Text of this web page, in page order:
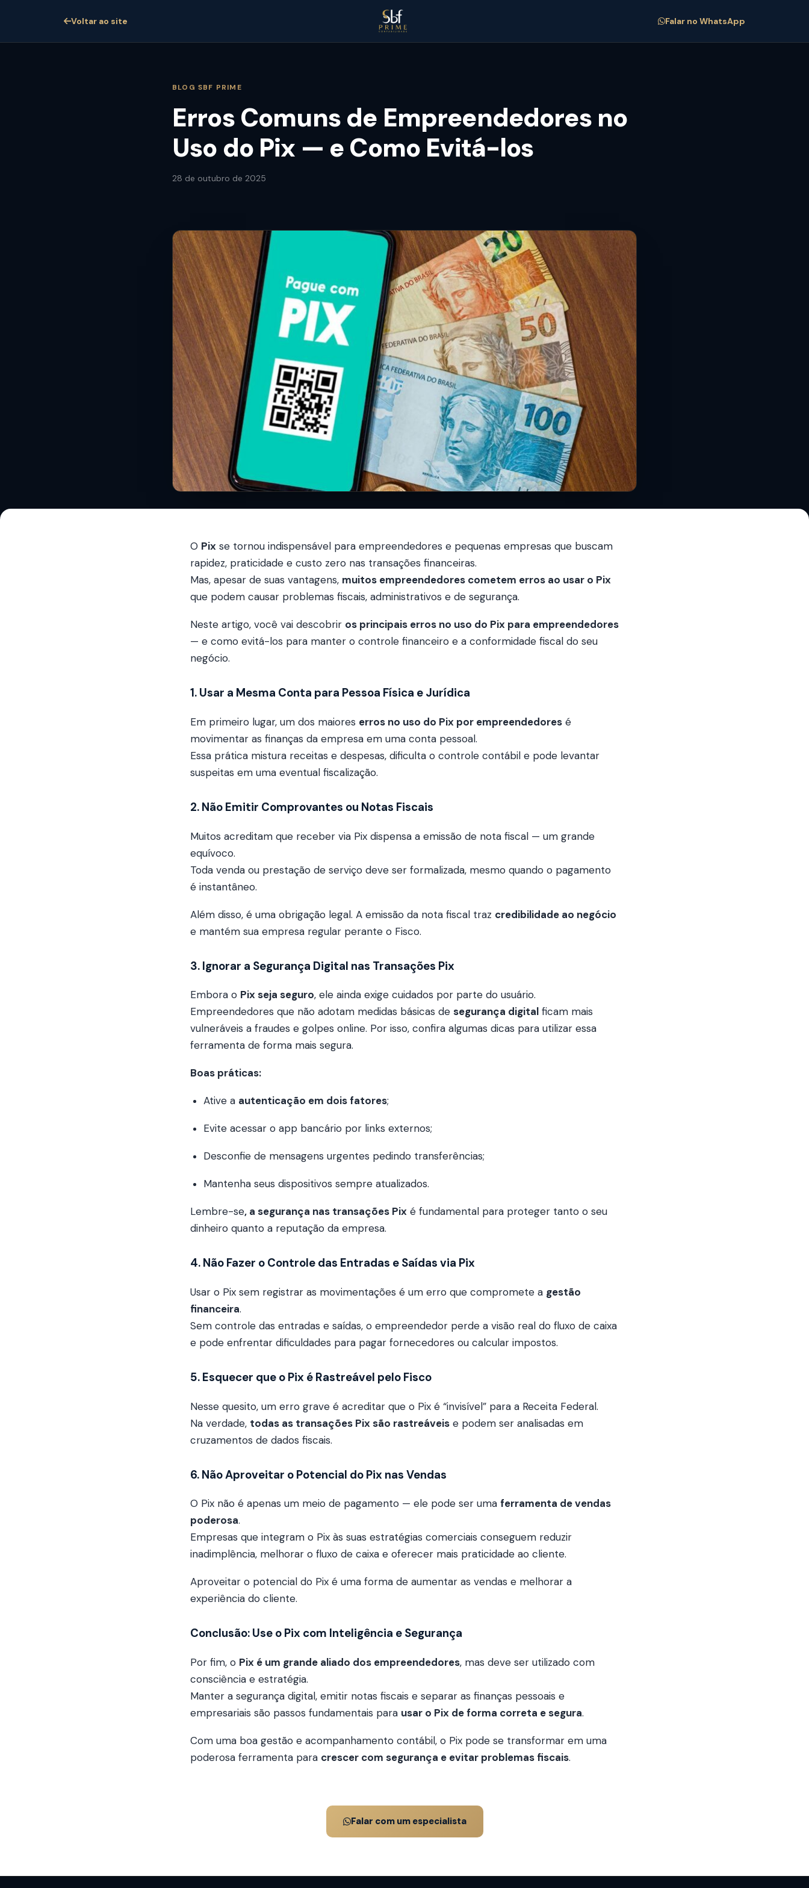
Voltar ao site Falar no WhatsApp
BLOG SBF PRIME
Erros Comuns de Empreendedores no
Uso do Pix — e Como Evitá-los
28 de outubro de 2025
O Pix se tornou indispensável para empreendedores e pequenas empresas que buscam
rapidez, praticidade e custo zero nas transações financeiras.
Mas, apesar de suas vantagens, muitos empreendedores cometem erros ao usar o Pix
que podem causar problemas fiscais, administrativos e de segurança.
Neste artigo, você vai descobrir os principais erros no uso do Pix para empreendedores
— e como evitá-los para manter o controle financeiro e a conformidade fiscal do seu
negócio.
1. Usar a Mesma Conta para Pessoa Física e Jurídica
Em primeiro lugar, um dos maiores erros no uso do Pix por empreendedores é
movimentar as finanças da empresa em uma conta pessoal.
Essa prática mistura receitas e despesas, dificulta o controle contábil e pode levantar
suspeitas em uma eventual fiscalização.
2. Não Emitir Comprovantes ou Notas Fiscais
Muitos acreditam que receber via Pix dispensa a emissão de nota fiscal — um grande
equívoco.
Toda venda ou prestação de serviço deve ser formalizada, mesmo quando o pagamento
é instantâneo.
Além disso, é uma obrigação legal. A emissão da nota fiscal traz credibilidade ao negócio
e mantém sua empresa regular perante o Fisco.
3. Ignorar a Segurança Digital nas Transações Pix
Embora o Pix seja seguro, ele ainda exige cuidados por parte do usuário.
Empreendedores que não adotam medidas básicas de segurança digital ficam mais
vulneráveis a fraudes e golpes online. Por isso, confira algumas dicas para utilizar essa
ferramenta de forma mais segura.
Boas práticas:
Ative a autenticação em dois fatores;
Evite acessar o app bancário por links externos;
Desconfie de mensagens urgentes pedindo transferências;
Mantenha seus dispositivos sempre atualizados.
Lembre-se, a segurança nas transações Pix é fundamental para proteger tanto o seu
dinheiro quanto a reputação da empresa.
4. Não Fazer o Controle das Entradas e Saídas via Pix
Usar o Pix sem registrar as movimentações é um erro que compromete a gestão
financeira.
Sem controle das entradas e saídas, o empreendedor perde a visão real do fluxo de caixa
e pode enfrentar dificuldades para pagar fornecedores ou calcular impostos.
5. Esquecer que o Pix é Rastreável pelo Fisco
Nesse quesito, um erro grave é acreditar que o Pix é “invisível” para a Receita Federal.
Na verdade, todas as transações Pix são rastreáveis e podem ser analisadas em
cruzamentos de dados fiscais.
6. Não Aproveitar o Potencial do Pix nas Vendas
O Pix não é apenas um meio de pagamento — ele pode ser uma ferramenta de vendas
poderosa.
Empresas que integram o Pix às suas estratégias comerciais conseguem reduzir
inadimplência, melhorar o fluxo de caixa e oferecer mais praticidade ao cliente.
Aproveitar o potencial do Pix é uma forma de aumentar as vendas e melhorar a
experiência do cliente.
Conclusão: Use o Pix com Inteligência e Segurança
Por fim, o Pix é um grande aliado dos empreendedores, mas deve ser utilizado com
consciência e estratégia.
Manter a segurança digital, emitir notas fiscais e separar as finanças pessoais e
empresariais são passos fundamentais para usar o Pix de forma correta e segura.
Com uma boa gestão e acompanhamento contábil, o Pix pode se transformar em uma
poderosa ferramenta para crescer com segurança e evitar problemas fiscais.
Falar com um especialista